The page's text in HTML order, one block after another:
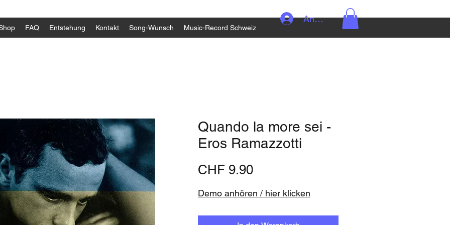
FAQ Entstehung Kontakt Song-Wunsch Music-Record Schweiz
Anmelden
Quando la more sei -
Eros Ramazzotti
CHF 9.90Preis
Demo anhören / hier klicken